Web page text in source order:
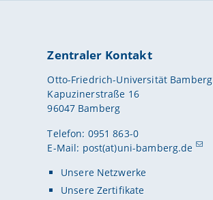
Zentraler Kontakt
Otto-Friedrich-Universität Bamberg
Kapuzinerstraße 16
96047 Bamberg
Telefon: 0951 863-0
E-Mail: post(at)uni-bamberg.de
Unsere Netzwerke
Unsere Zertifikate